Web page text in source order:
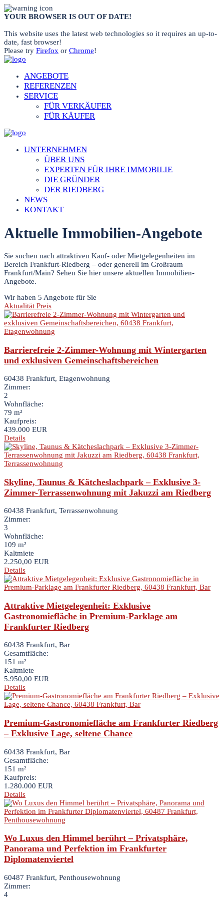
YOUR BROWSER IS OUT OF DATE!
This website uses the latest web technologies so it requires an up-to-
date, fast browser!
Please try Firefox or Chrome!
ANGEBOTE
REFERENZEN
SERVICE
FÜR VERKÄUFER
FÜR KÄUFER
UNTERNEHMEN
ÜBER UNS
EXPERTEN FÜR IHRE IMMOBILIE
DIE GRÜNDER
DER RIEDBERG
NEWS
KONTAKT
Aktuelle Immobilien-Angebote
Sie suchen nach attraktiven Kauf- oder Mietgelegenheiten im
Bereich Frankfurt-Riedberg – oder generell im Großraum
Frankfurt/Main? Sehen Sie hier unsere aktuellen Immobilien-
Angebote.
Wir haben 5 Angebote für Sie
Aktualität Preis
Barrierefreie 2-Zimmer-Wohnung mit Wintergarten
und exklusiven Gemeinschaftsbereichen
60438 Frankfurt, Etagenwohnung
Zimmer:
2
Wohnfläche:
79 m²
Kaufpreis:
439.000 EUR
Details
Skyline, Taunus & Kätcheslachpark – Exklusive 3-
Zimmer-Terrassenwohnung mit Jakuzzi am Riedberg
60438 Frankfurt, Terrassenwohnung
Zimmer:
3
Wohnfläche:
109 m²
Kaltmiete
2.250,00 EUR
Details
Attraktive Mietgelegenheit: Exklusive
Gastronomiefläche in Premium-Parklage am
Frankfurter Riedberg
60438 Frankfurt, Bar
Gesamtfläche:
151 m²
Kaltmiete
5.950,00 EUR
Details
Premium-Gastronomiefläche am Frankfurter Riedberg
– Exklusive Lage, seltene Chance
60438 Frankfurt, Bar
Gesamtfläche:
151 m²
Kaufpreis:
1.280.000 EUR
Details
Wo Luxus den Himmel berührt – Privatsphäre,
Panorama und Perfektion im Frankfurter
Diplomatenviertel
60487 Frankfurt, Penthousewohnung
Zimmer:
4